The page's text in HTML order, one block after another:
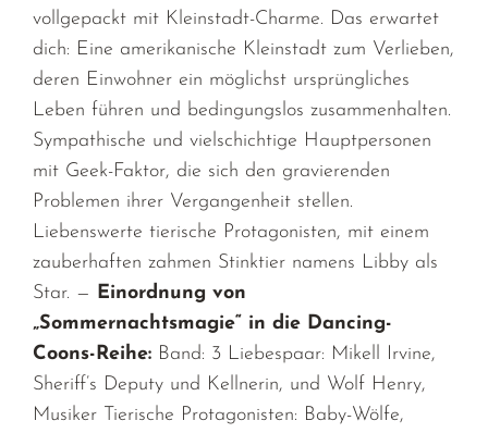
vollgepackt mit Kleinstadt-Charme. Das erwartet
dich: Eine amerikanische Kleinstadt zum Verlieben,
deren Einwohner ein möglichst ursprüngliches
Leben führen und bedingungslos zusammenhalten.
Sympathische und vielschichtige Hauptpersonen
mit Geek-Faktor, die sich den gravierenden
Problemen ihrer Vergangenheit stellen.
Liebenswerte tierische Protagonisten, mit einem
zauberhaften zahmen Stinktier namens Libby als
Star. —
Einordnung von
„Sommernachtsmagie“ in die Dancing-
Coons-Reihe: Band: 3 Liebespaar: Mikell Irvine,
Sheriff’s Deputy und Kellnerin, und Wolf Henry,
Musiker Tierische Protagonisten: Baby-Wölfe,